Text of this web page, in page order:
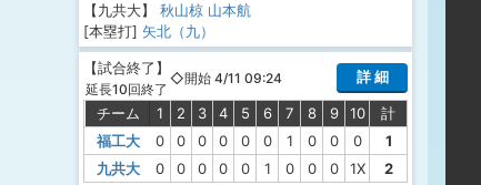
【九共大】
秋山椋 山本航
[本塁打] 矢北（九）
【試合終了】
延長10回終了
◇開始 4/11 09:24 詳 細
チーム 1 2 3 4 5 6 7 8 9 10
計
福工大
0 0 0 0 0 0 1 0 0 0
1
九共大
0 0 0 0 0 1 0 0 0 1X
2